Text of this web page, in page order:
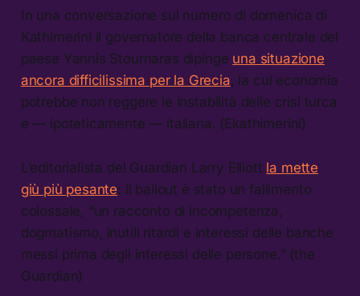
In una conversazione sul numero di domenica di
Kathimerini il governatore della banca centrale del
paese Yannis Stournaras dipinge una situazione
ancora difficilissima per la Grecia , la cui economia
potrebbe non reggere le instabilità delle crisi turca
e — ipoteticamente — italiana. (Ekathimerini)
L’editorialista del Guardian Larry Elliott la mette
giù più pesante: il bailout è stato un fallimento
colossale, “un racconto di incompetenza,
dogmatismo, inutili ritardi e interessi delle banche
messi prima degli interessi delle persone.” (the
Guardian)